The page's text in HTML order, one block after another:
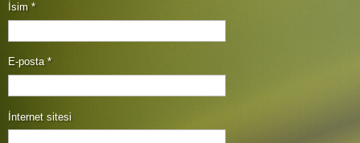
İsim *
E-posta *
İnternet sitesi